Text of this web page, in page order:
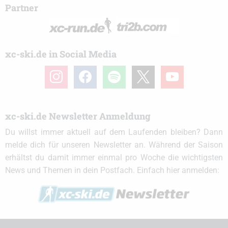
Partner
xc-ski.de in Social Media
instagramfacebook spotify youtube
xc-ski.de Newsletter Anmeldung
Du willst immer aktuell auf dem Laufenden bleiben? Dann
melde dich für unseren Newsletter an. Während der Saison
erhältst du damit immer einmal pro Woche die wichtigsten
News und Themen in dein Postfach. Einfach hier anmelden: